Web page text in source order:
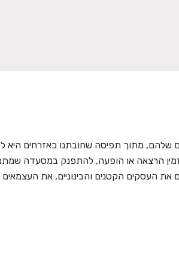
שלהם, מתוך תפיסה שחובתנו כאזרחים היא
הרצאה או הופעה, להתפנק במסעדה
את העסקים הקטנים והבינוניים, את